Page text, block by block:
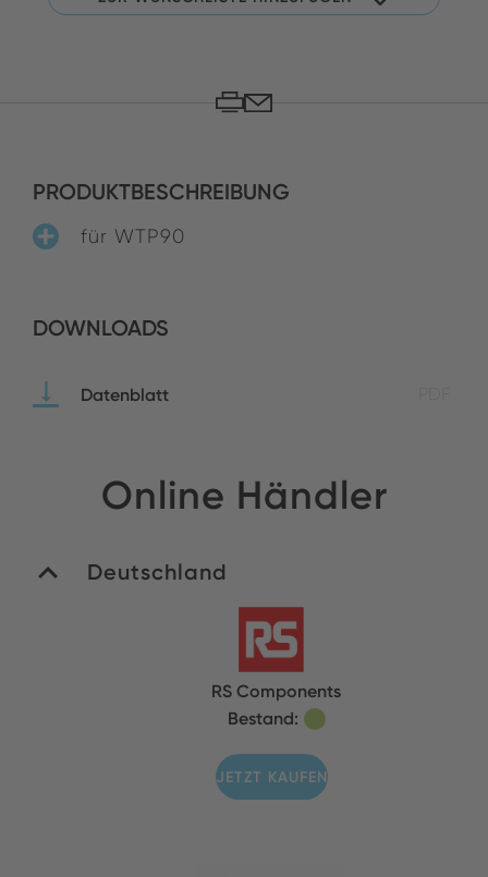
PRODUKTBESCHREIBUNG
für WTP90
DOWNLOADS
Datenblatt
Online Händler
Deutschland
RS Components
Bestand:
JETZT KAUFEN